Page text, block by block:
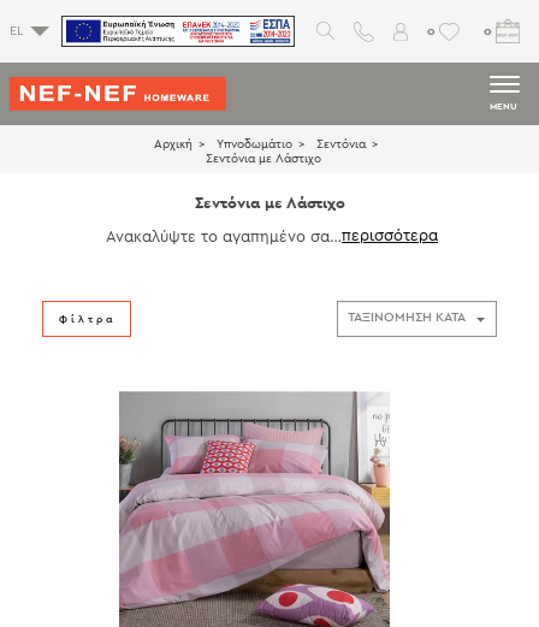
EL 0 0
MENU
Αρχική Υπνοδωμάτιο
Σεντόνια
Σεντόνια με Λάστιχο
Σεντόνια με Λάστιχο
Ανακαλύψτε το αγαπημένο σας
όνι μονό
ά σχέδια και υφές που θα ανανε
ίου σας.
Φίλτρα